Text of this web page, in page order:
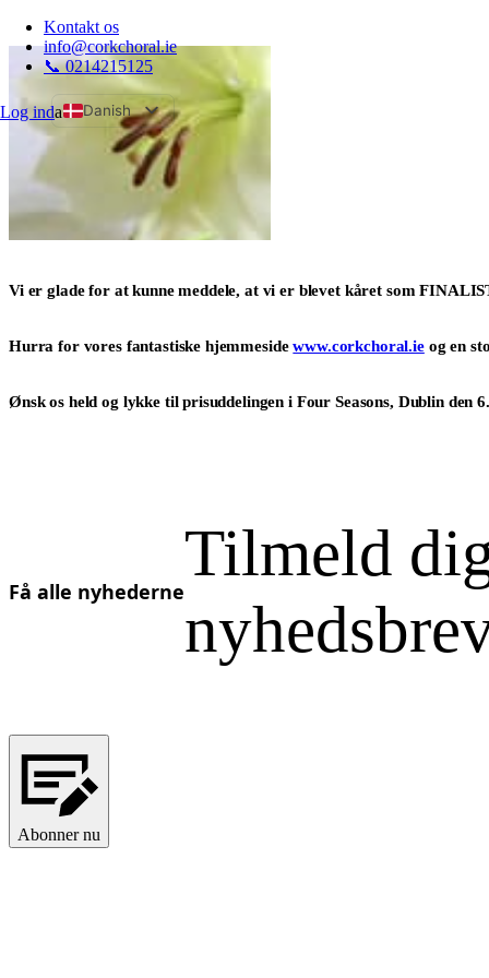
Kontakt os
info@corkchoral.ie
📞 0214215125
Log inda
Danish
English
Bulgarian
German
Spanish
Vi er glade for at kunne meddele, at vi er blevet kåret som
Hurra for vores fantastiske hjemmesidewww.corkchoral.ieog en
Ønsk os held og lykke til prisuddelingen i Four Seasons, Dublin den
Få alle nyhederne
Tilmeld
Abonner nu